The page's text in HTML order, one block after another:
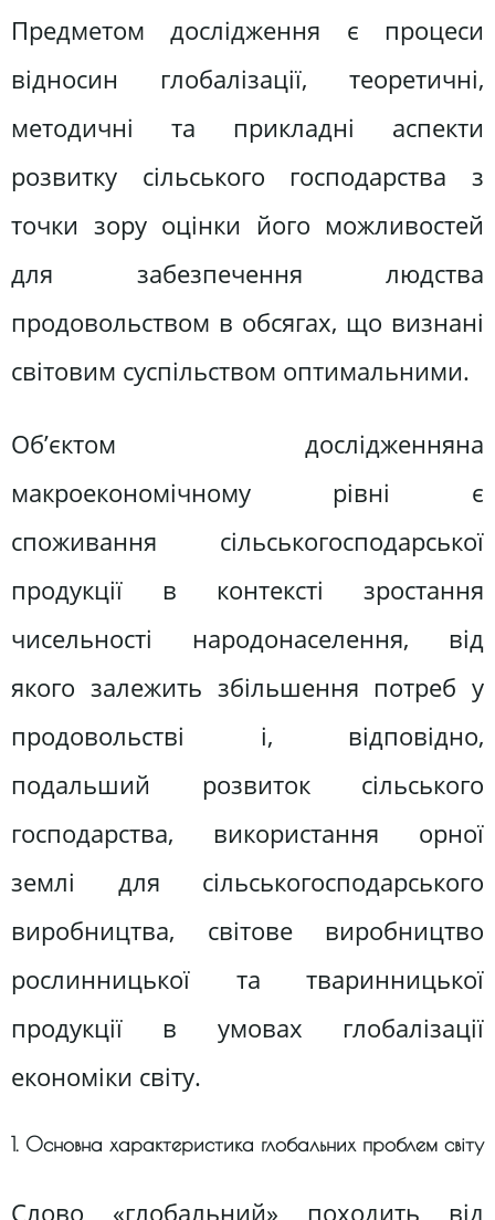
Предметом дослідження є процеси
відносин глобалізації, теоретичні,
методичні та прикладні аспекти
розвитку сільського господарства з
точки зору оцінки його можливостей
для забезпечення людства
продовольством в обсягах, що визнані
світовим суспільством оптимальними.
Об’єктом дослідженняна
макроекономічному рівні є
споживання сільськогосподарської
продукції в контексті зростання
чисельності народонаселення, від
якого залежить збільшення потреб у
продовольстві і, відповідно,
подальший розвиток сільського
господарства, використання орної
землі для сільськогосподарського
виробництва, світове виробництво
рослинницької та тваринницької
продукції в умовах глобалізації
економіки світу.
1. Основна характеристика глобальних проблем світу
Слово «глобальний» походить від